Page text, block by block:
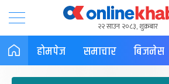
२२ साउन २०८३, शुक्रबार
होमपेज समाचार बिजनेस